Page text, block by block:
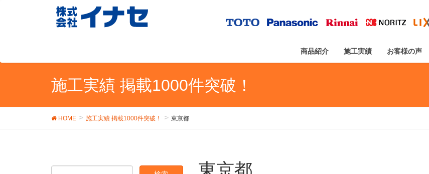
商品紹介 施工実績 お客様の声
施工実績 掲載1000件突破！
HOME 施工実績 掲載1000件突破！ 東京都
東京都